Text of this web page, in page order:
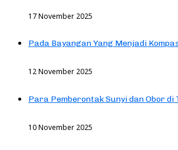
17 November 2025
Pada Bayangan Yang Menjadi
12 November 2025
Para Pemberontak Sunyi dan Obor di
10 November 2025